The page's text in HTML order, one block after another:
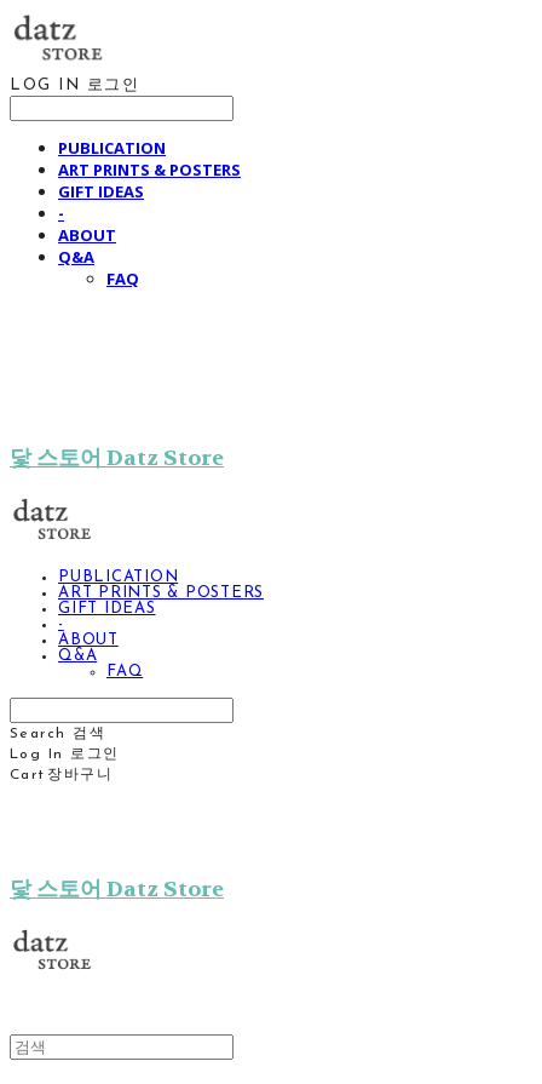
LOG IN 로그인
PUBLICATION
ART PRINTS & POSTERS
GIFT IDEAS
-
ABOUT
Q&A
FAQ
닻 스토어 Datz Store
PUBLICATION
ART PRINTS & POSTERS
GIFT IDEAS
-
ABOUT
Q&A
FAQ
Search
검색
Log In
로그인
Cart 장바구니
닻 스토어 Datz Store